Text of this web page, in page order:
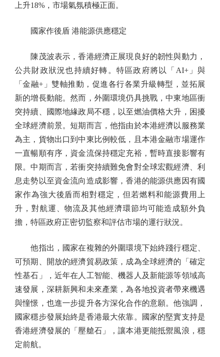
上升18%，市場氣氛積極正面。
國家作後盾 港能源供應穩定
陳茂波表示，香港經濟正展現良好的韌性與動力，
公共財政狀況也持續好轉。特區政府將以「AI+」與
「金融+」雙軸推動，促進各行各業升級轉型，並拓展
新的增長動能。然而，外圍環境仍具挑戰，中東地區衝
突持續、國際地緣政局不穩，以至燃油價格大升，困擾
全球經濟前景。短期而言，他指由於本港經濟以服務業
為主，貨物出口到中東比例較低，且本港金融市場運作
一直暢順有序，資金流保持穩定充裕，暫時直接影響有
限。中期而言，若衝突持續難免會對全球宏觀經濟、利
息走勢以至資金流向造成影響，香港的能源供應因有國
家作為強大後盾而相對穩定，但若燃料和能源費用上
升，對航運、物流及其他經濟環節均可能造成額外負
擔，特區政府正密切監察和評估市場的運行狀況。
他指出，國家在複雜的外圍環境下始終踐行穩定、
可預期、開放的經濟貿易政策，成為全球經濟的「確定
性基石」，近年在人工智能、機器人及新能源等領域高
速發展，深耕新興和未來產業，為各地投資者帶來機遇
與憧憬，也進一步提升各方深化合作的意願。他強調，
國家穩步發展始終是香港最大依靠。國家的堅實支持是
香港經濟發展的「壓艙石」，讓本港更能抵禦風浪，穩
定前航。